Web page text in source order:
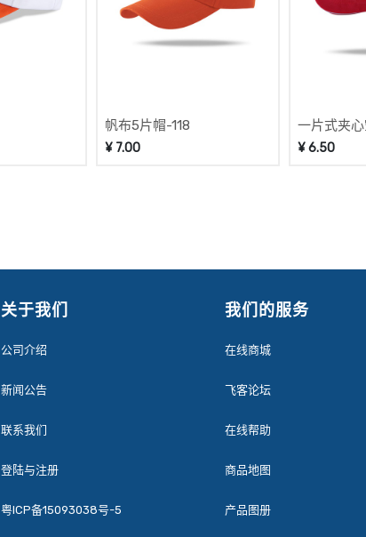
帆布5片帽-118
¥ 7.00
一片式夹
¥6.50
关于我们
公司介绍
新闻公告
联系我们
登陆与注册
粤ICP备15093038号-5
我们的服务
在线商城
飞客论坛
在线帮助
商品地图
产品图册